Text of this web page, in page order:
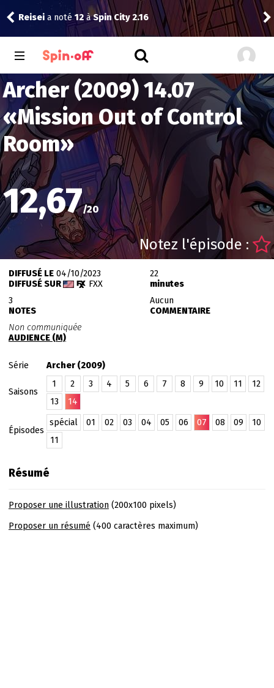
Reisei a noté12 àSpin City 2.16
Archer (2009) 14.07
«Mission Out of Control
Room»
12,67/20
Notez l'épisode :
DIFFUSÉ LE04/10/2023
DIFFUSÉ SUR
FXX
22
minutes
3
NOTES
Aucun
COMMENTAIRE
Non communiquée
AUDIENCE (M)
Série Archer (2009)
Saisons
1 2 3 4 5 6 7 8 9 10 11
12
13
14
Épisodes
spécial 01 02 03 04 05 06 07 08 09
10
11
Résumé
Proposer une illustration(200x100 pixels)
Proposer un résumé (400 caractères maximum)